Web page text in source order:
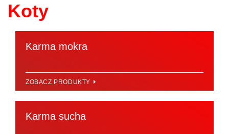
Koty
Karma mokra
ZOBACZ PRODUKTY
Karma sucha